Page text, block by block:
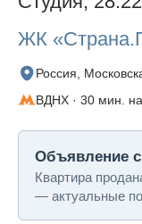
ЖК
Россия,
ВДНХ · 30 мин.
Объявление
Квартира
— актуальные